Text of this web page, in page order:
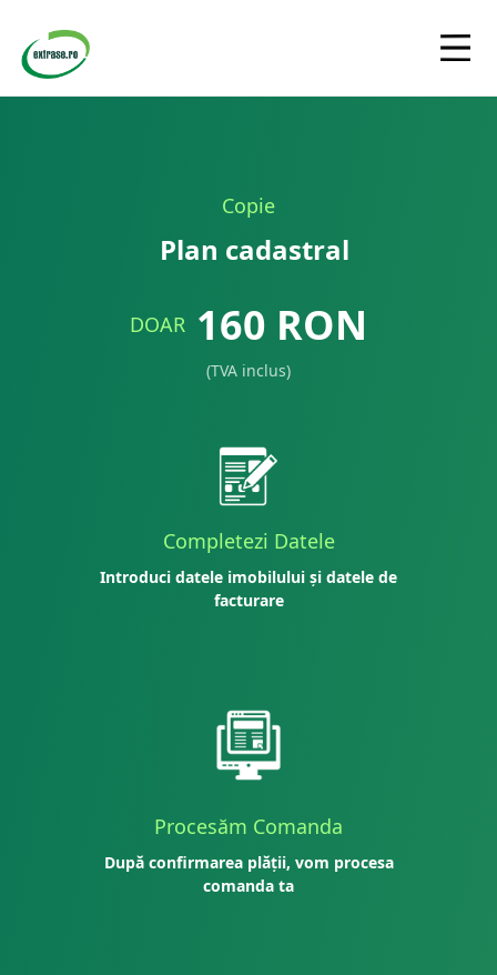
Copie
Plan cadastral
DOAR 160 RON
(TVA inclus)
Completezi Datele
Introduci datele imobilului și datele de
facturare
Procesăm Comanda
După confirmarea plății, vom procesa
comanda ta